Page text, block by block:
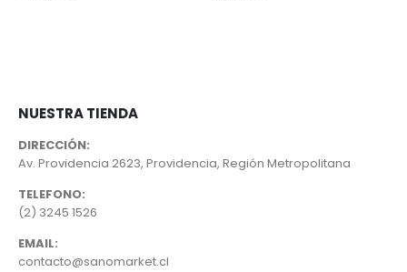
NUESTRA TIENDA
DIRECCIÓN:
Av. Providencia 2623, Providencia, Región Metropolitana
TELEFONO:
(2) 3245 1526
EMAIL:
contacto@sanomarket.cl